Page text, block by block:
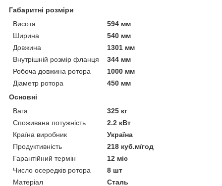
Габаритні розміри
Висота
594 мм
Ширина
540 мм
Довжина
1301 мм
Внутрішній розмір фланця
344 мм
Робоча довжина ротора
1000 мм
Діаметр ротора
450 мм
Основні
Вага
325 кг
Споживана потужність
2.2 кВт
Країна виробник
Україна
Продуктивність
218 куб.м/год
Гарантійний термін
12 міс
Число осередків ротора
8 шт
Матеріал
Сталь